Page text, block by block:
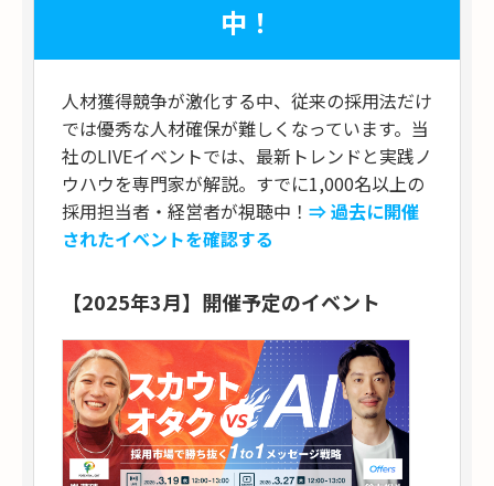
中！
人材獲得競争が激化する中、従来の採用法だけ
では優秀な人材確保が難しくなっています。当
社のLIVEイベントでは、最新トレンドと実践ノ
ウハウを専門家が解説。すでに1,000名以上の
採用担当者・経営者が視聴中！ ⇒ 過去に開催
されたイベントを確認する
【2025年3月】開催予定のイベント